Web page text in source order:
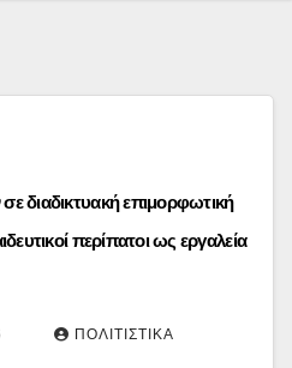
διαδικτυακή επιμορφωτική
περίπατοι ως εργαλεία
ΠΟΛΙΤΙΣΤΙΚΆ